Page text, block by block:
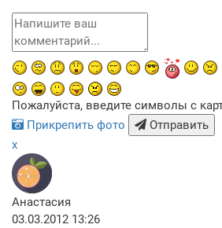
Пожалуйста, введите символы с
Прикрепить фото
Отправить
x
Анастасия
03.03.2012 13:26